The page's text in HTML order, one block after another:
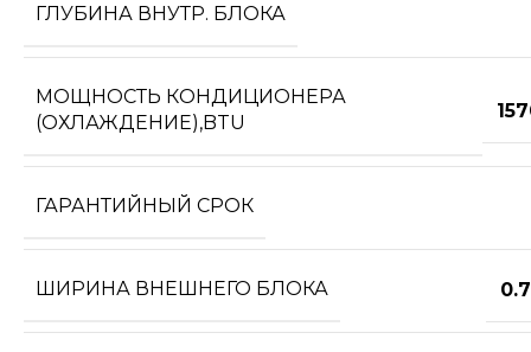
ГЛУБИНА ВНУТР. БЛОКА
МОЩНОСТЬ КОНДИЦИОНЕРА
(ОХЛАЖДЕНИЕ),BTU
ГАРАНТИЙНЫЙ СРОК
ШИРИНА ВНЕШНЕГО БЛОКА